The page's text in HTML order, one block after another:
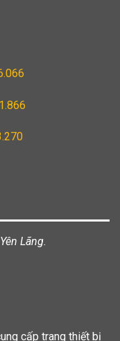
Lãng.
cấp trang thiết bị